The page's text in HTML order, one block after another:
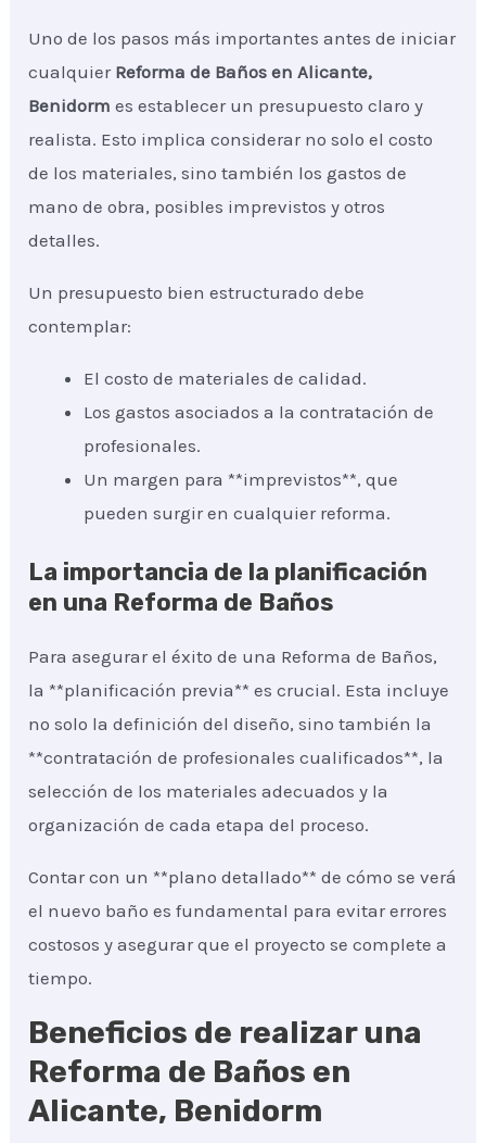
Uno de los pasos más importantes antes de iniciar
cualquier Reforma de Baños en Alicante,
Benidormes establecer un presupuesto claro y
realista. Esto implica considerar no solo el costo
de los materiales, sino también los gastos de
mano de obra, posibles imprevistos y otros
detalles.
Un presupuesto bien estructurado debe
contemplar:
El costo de materiales de calidad.
Los gastos asociados a la contratación de
profesionales.
Un margen para **imprevistos**, que
pueden surgir en cualquier reforma.
La importancia de la planificación
en una Reforma de Baños
Para asegurar el éxito de una Reforma de Baños,
la **planificación previa** es crucial. Esta incluye
no solo la definición del diseño, sino también la
**contratación de profesionales cualificados**, la
selección de los materiales adecuados y la
organización de cada etapa del proceso.
Contar con un **plano detallado** de cómo se verá
el nuevo baño es fundamental para evitar errores
costosos y asegurar que el proyecto se complete a
tiempo.
Beneficios de realizar una
Reforma de Baños en
Alicante, Benidorm